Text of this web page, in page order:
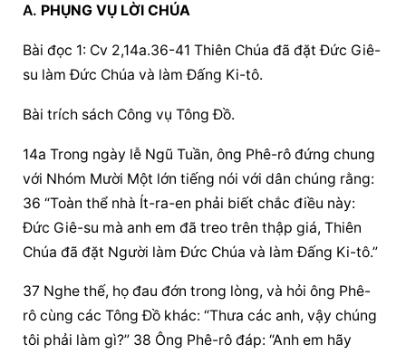
A. PHỤNG VỤ LỜI CHÚA
Bài đọc 1: Cv 2,14a.36-41 Thiên Chúa đã đặt Đức Giê-
su làm Đức Chúa và làm Đấng Ki-tô.
Bài trích sách Công vụ Tông Đồ.
14a Trong ngày lễ Ngũ Tuần, ông Phê-rô đứng chung
với Nhóm Mười Một lớn tiếng nói với dân chúng rằng:
36 “Toàn thể nhà Ít-ra-en phải biết chắc điều này:
Đức Giê-su mà anh em đã treo trên thập giá, Thiên
Chúa đã đặt Người làm Đức Chúa và làm Đấng Ki-tô.”
37 Nghe thế, họ đau đớn trong lòng, và hỏi ông Phê-
rô cùng các Tông Đồ khác: “Thưa các anh, vậy chúng
tôi phải làm gì?” 38 Ông Phê-rô đáp: “Anh em hãy